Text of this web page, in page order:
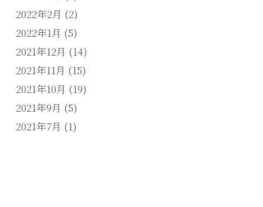
2022年2月 (2)
2022年1月 (5)
2021年12月 (14)
2021年11月 (15)
2021年10月 (19)
2021年9月 (5)
2021年7月 (1)